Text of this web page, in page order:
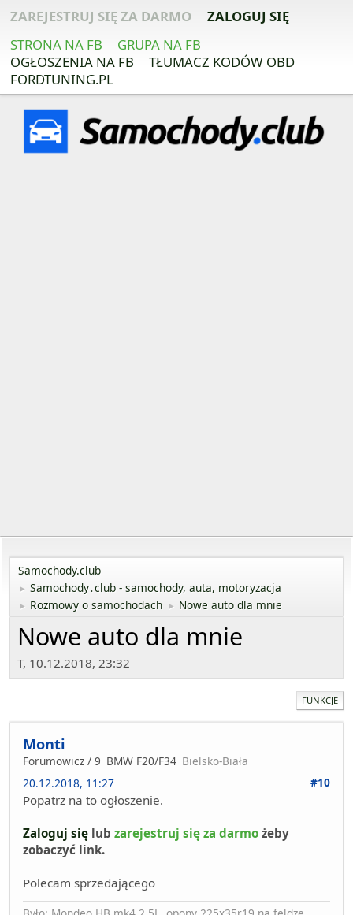
ZAREJESTRUJ SIĘ ZA DARMO
ZALOGUJ SIĘ
STRONA NA FB
GRUPA NA FB
OGŁOSZENIA NA FB
TŁUMACZ KODÓW OBD
FORDTUNING.PL
Samochody.club
► Samochody․club - samochody, auta, motoryzacja
► Rozmowy o samochodach ► Nowe auto dla mnie
Nowe auto dla mnie
T, 10.12.2018, 23:32
FUNKCJE
Monti
Forumowicz / 9 BMW F20/F34 Bielsko-Biała
20.12.2018, 11:27
#10
Popatrz na to ogłoszenie.
Zaloguj się lub zarejestruj się za darmo żeby
zobaczyć link.
Polecam sprzedającego